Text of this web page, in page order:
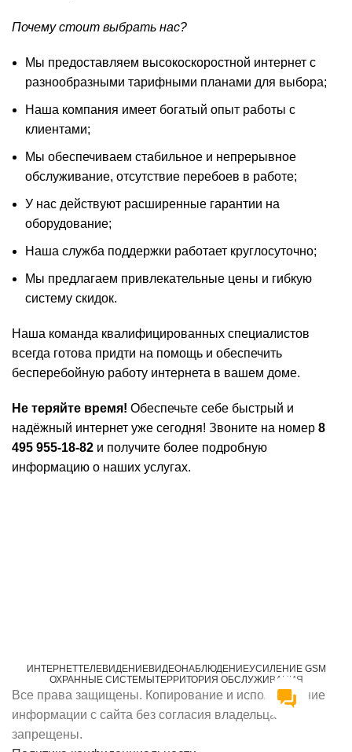
Почему стоит выбрать нас?
Мы предоставляем высокоскоростной интернет с
разнообразными тарифными планами для выбора;
Наша компания имеет богатый опыт работы с
клиентами;
Мы обеспечиваем стабильное и непрерывное
обслуживание, отсутствие перебоев в работе;
У нас действуют расширенные гарантии на
оборудование;
Наша служба поддержки работает круглосуточно;
Мы предлагаем привлекательные цены и гибкую
систему скидок.
Наша команда квалифицированных специалистов
всегда готова придти на помощь и обеспечить
бесперебойную работу интернета в вашем доме.
Не теряйте время! Обеспечьте себе быстрый и
надёжный интернет уже сегодня! Звоните на номер 8
495 955-18-82 и получите более подробную
информацию о наших услугах.
ИНТЕРНЕТТЕЛЕВИДЕНИЕВИДЕОНАБЛЮДЕНИЕУСИЛЕНИЕ GSM
ОХРАННЫЕ СИСТЕМЫТЕРРИТОРИЯ ОБСЛУЖИВАНИЯ
Все права защищены. Копирование и использование
информации с сайта без согласия владельца
запрещены.